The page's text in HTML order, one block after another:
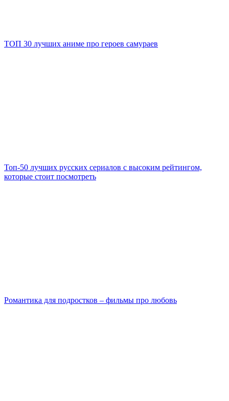
ТОП 30 лучших аниме про героев самураев
Топ-50 лучших русских сериалов с высоким рейтингом,
которые стоит посмотреть
Романтика для подростков – фильмы про любовь